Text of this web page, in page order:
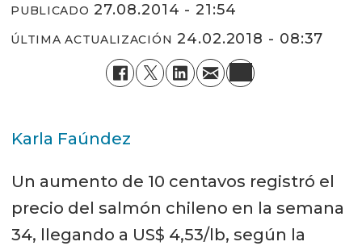
PUBLICADO 27.08.2014 - 21:54
ÚLTIMA ACTUALIZACIÓN 24.02.2018 - 08:37
Karla Faúndez
Un aumento de 10 centavos registró el
precio del salmón chileno en la semana
34, llegando a US$ 4,53/lb, según la